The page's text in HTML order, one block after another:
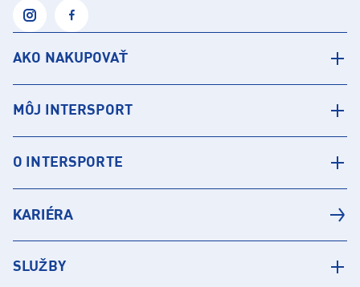
AKO NAKUPOVAŤ
MÔJ INTERSPORT
O INTERSPORTE
KARIÉRA
SLUŽBY